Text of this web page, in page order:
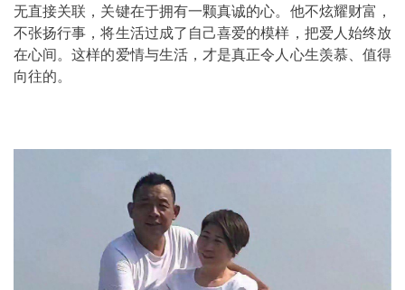
无直接关联，关键在于拥有一颗真诚的心。他不炫耀财富，
不张扬行事，将生活过成了自己喜爱的模样，把爱人始终放
在心间。这样的爱情与生活，才是真正令人心生羡慕、值得
向往的。